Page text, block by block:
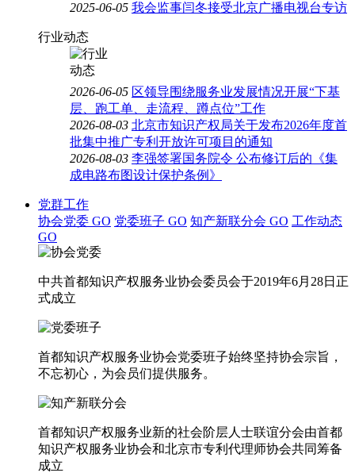
2025-06-05 我会监事闫冬接受北京广播电视台专访
行业动态
2026-06-05 区领导围绕服务业发展情况开展“下基
层、跑工单、走流程、蹲点位”工作
2026-08-03 北京市知识产权局关于发布2026年度首
批集中推广专利开放许可项目的通知
2026-08-03 李强签署国务院令 公布修订后的《集
成电路布图设计保护条例》
党群工作
协会党委 GO 党委班子 GO 知产新联分会 GO 工作动态
GO
中共首都知识产权服务业协会委员会于2019年6月28日正
式成立
首都知识产权服务业协会党委班子始终坚持协会宗旨，
不忘初心，为会员们提供服务。
首都知识产权服务业新的社会阶层人士联谊分会由首都
知识产权服务业协会和北京市专利代理师协会共同筹备
成立